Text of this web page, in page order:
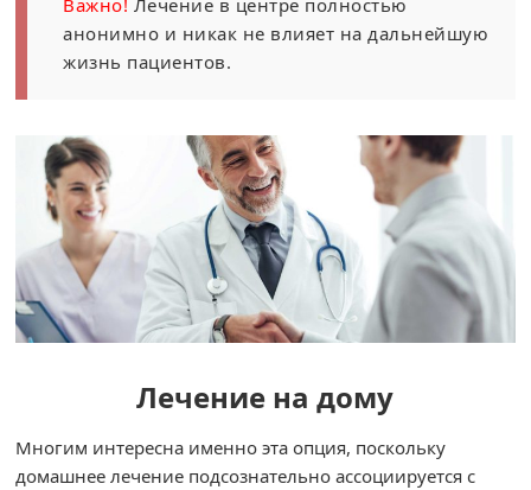
Важно! Лечение в центре полностью
анонимно и никак не влияет на дальнейшую
жизнь пациентов.
Лечение на дому
Многим интересна именно эта опция, поскольку
домашнее лечение подсознательно ассоциируется с